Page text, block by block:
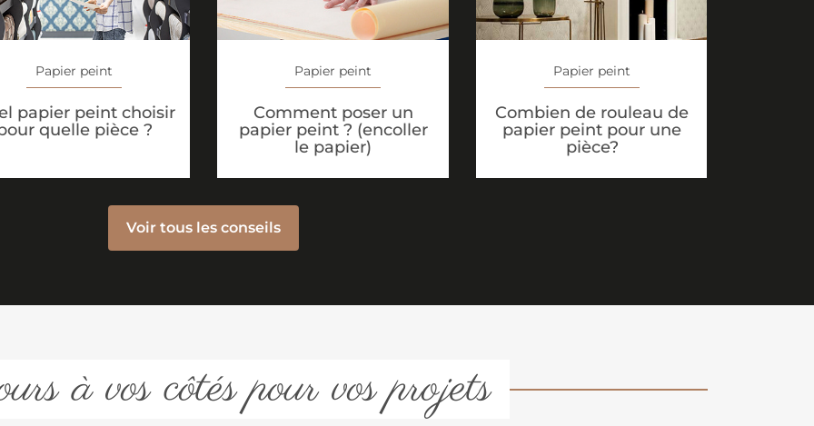
Papier peint
papier peint choisir
quelle pièce ?
Papier peint
Comment poser un
papier peint ? (encoller
le papier)
Papier peint
Combien de rouleau de
papier peint pour une
pièce?
Voir tous les conseils
à vos côtés pour vos projets